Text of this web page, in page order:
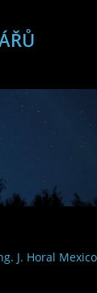
J. Horal